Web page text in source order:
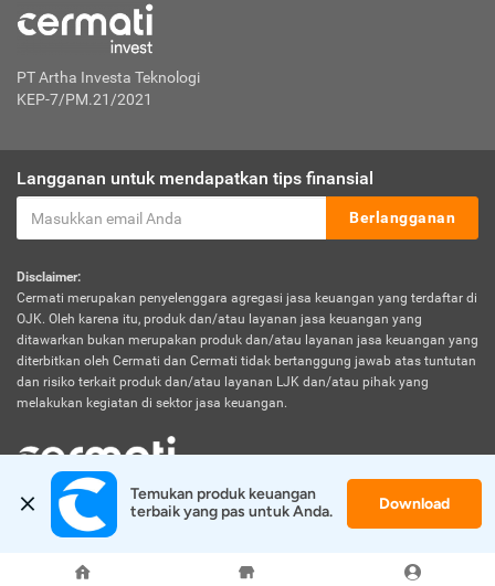
PT Artha Investa Teknologi
KEP-7/PM.21/2021
Langganan untuk mendapatkan tips finansial
Berlangganan
Disclaimer:
Cermati merupakan penyelenggara agregasi jasa keuangan yang terdaftar di
OJK. Oleh karena itu, produk dan/atau layanan jasa keuangan yang
ditawarkan bukan merupakan produk dan/atau layanan jasa keuangan yang
diterbitkan oleh Cermati dan Cermati tidak bertanggung jawab atas tuntutan
dan risiko terkait produk dan/atau layanan LJK dan/atau pihak yang
melakukan kegiatan di sektor jasa keuangan.
© 2026 Cermati. All Rights Reserved.
Temukan produk keuangan
terbaik yang pas untuk Anda.
Download